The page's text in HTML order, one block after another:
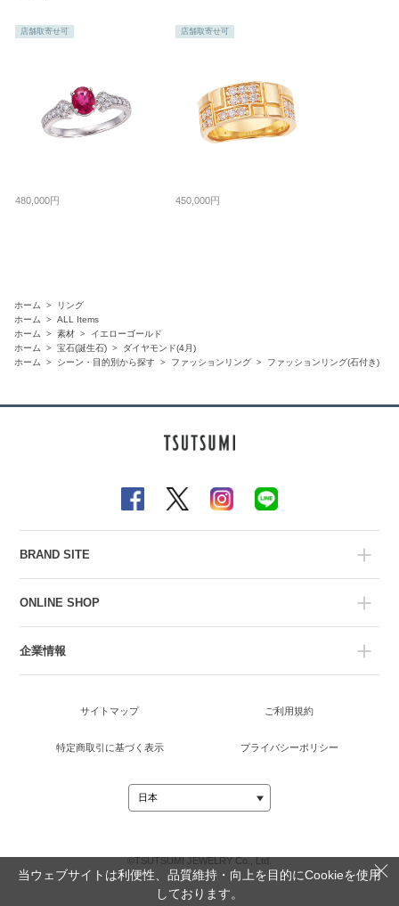
店舗取寄せ可
480,000円
店舗取寄せ可
450,000円
ホーム
リング
ホーム
ALL Items
ホーム
素材
イエローゴールド
ホーム
宝石(誕生石)
ダイヤモンド(4月)
ホーム
シーン・目的別から探す ファッションリング ファッションリング(石付き)
BRAND SITE
ONLINE SHOP
企業情報
サイトマップ ご利用規約
特定商取引に基づく表示 プライバシーポリシー
©TSUTSUMI JEWELRY Co., Ltd.
当ウェブサイトは利便性、品質維持・向上を目的にCookieを使用
しております。